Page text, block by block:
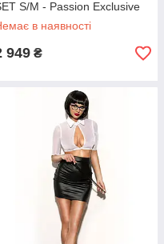
S/M - Passion Exclusive
в наявності
949 ₴